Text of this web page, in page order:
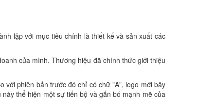
lập với mục tiêu chính là thiết kế và sản xuất các
của mình. Thương hiệu đã chính thức giới thiệu
với phiên bản trước đó chỉ có chữ "A", logo mới bây
thể hiện một sự tiến bộ và gắn bó mạnh mẽ của